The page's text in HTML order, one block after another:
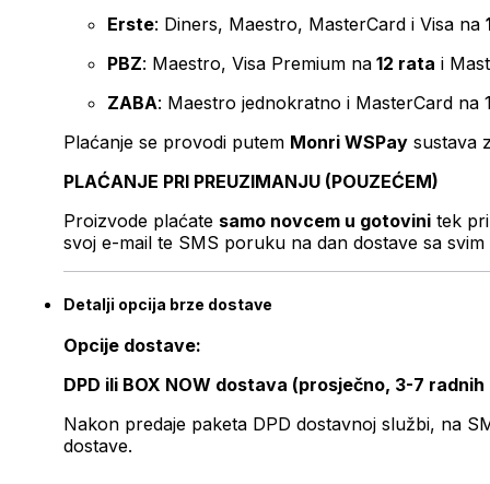
Erste: Diners, Maestro, MasterCard i Visa na
PBZ: Maestro, Visa Premium na 12 rata i
ZABA: Maestro jednokratno i MasterCard na
Plaćanje se provodi putem Monri WSPay sustava
PLAĆANJE PRI PREUZIMANJU (POUZEĆEM)
Proizvode plaćate samo novcem u gotovini tek
svoj e-mail te SMS poruku na dan dostave sa svim
Detalji opcija brze dostave
Opcije dostave:
DPD ili BOX NOW dostava (prosječno, 3-7 radnih
Nakon predaje paketa DPD dostavnoj službi, na
dostave.